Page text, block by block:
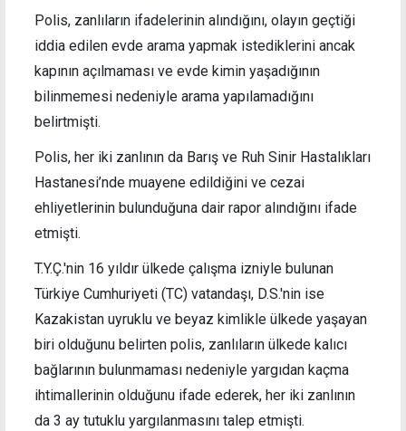
Polis, zanlıların ifadelerinin alındığını, olayın geçtiği
iddia edilen evde arama yapmak istediklerini ancak
kapının açılmaması ve evde kimin yaşadığının
bilinmemesi nedeniyle arama yapılamadığını
belirtmişti.
Polis, her iki zanlının da Barış ve Ruh Sinir Hastalıkları
Hastanesi’nde muayene edildiğini ve cezai
ehliyetlerinin bulunduğuna dair rapor alındığını ifade
etmişti.
T.Y.Ç.'nin 16 yıldır ülkede çalışma izniyle bulunan
Türkiye Cumhuriyeti (TC) vatandaşı, D.S.'nin ise
Kazakistan uyruklu ve beyaz kimlikle ülkede yaşayan
biri olduğunu belirten polis, zanlıların ülkede kalıcı
bağlarının bulunmaması nedeniyle yargıdan kaçma
ihtimallerinin olduğunu ifade ederek, her iki zanlının
da 3 ay tutuklu yargılanmasını talep etmişti.